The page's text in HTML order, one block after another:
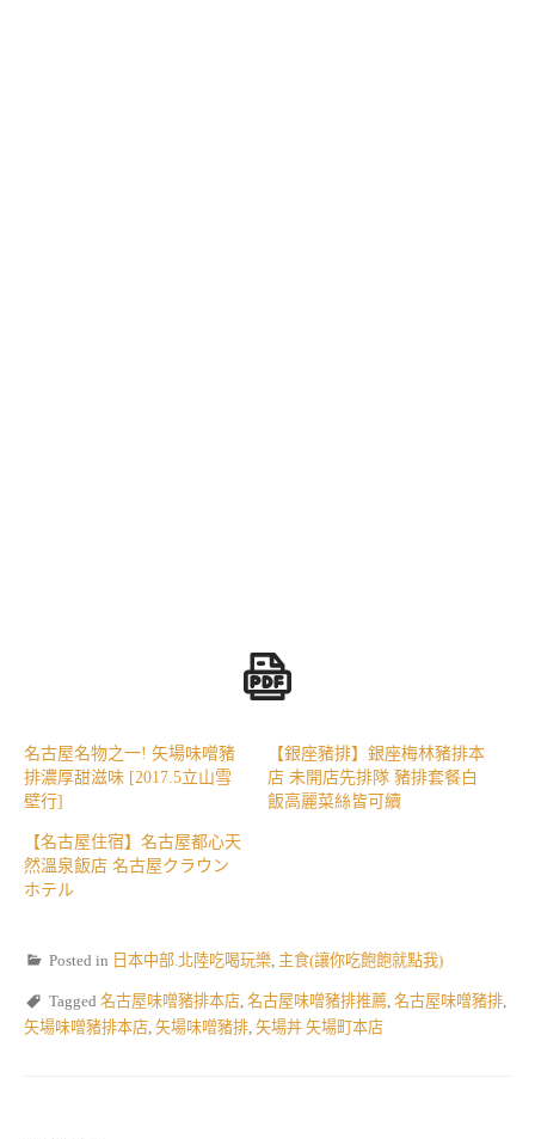
名古屋名物之一! 矢場味噌豬
排濃厚甜滋味 [2017.5立山雪
壁行]
【銀座豬排】銀座梅林豬排本
店 未開店先排隊 豬排套餐白
飯高麗菜絲皆可續
【名古屋住宿】名古屋都心天
然溫泉飯店 名古屋クラウン
ホテル
Posted in 日本中部.北陸吃喝玩樂, 主食(讓你吃飽飽就點我)
Tagged 名古屋味噌豬排本店, 名古屋味噌豬排推薦, 名古屋味噌豬排,
矢場味噌豬排本店, 矢場味噌豬排, 矢場丼 矢場町本店